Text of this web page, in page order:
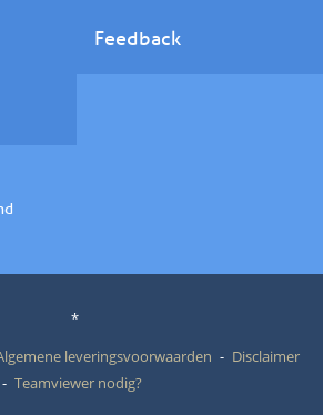
Feedback
*
leveringsvoorwaarden
Disclaimer
Teamviewer nodig?